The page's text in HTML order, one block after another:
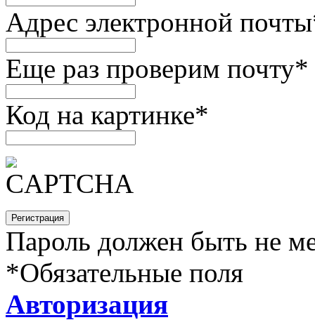
Адрес электронной почты
Еще раз проверим почту*
Код на картинке*
Пароль должен быть не
*Обязательные поля
Авторизация